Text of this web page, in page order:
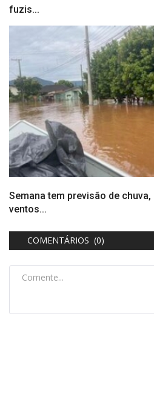
fuzis...
Semana tem previsão de
ventos...
COMENTÁRIOS (0)